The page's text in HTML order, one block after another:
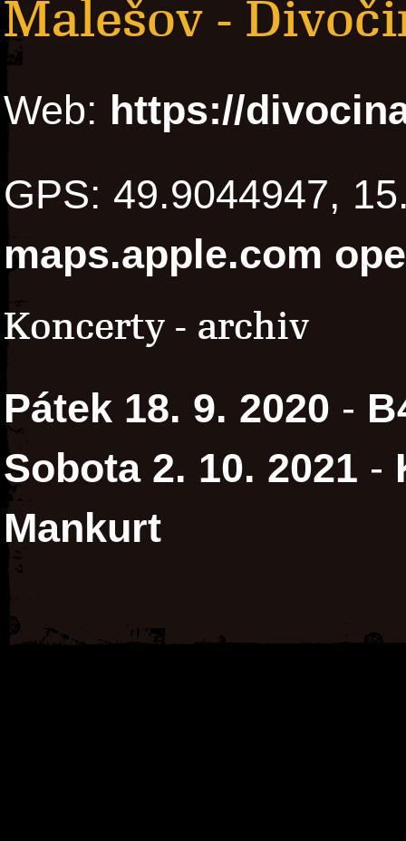
Malešov -
Web: https://
GPS: 49.9044947,
maps.apple.com
Koncerty - archiv
Pátek 18. 9. 2020 -
Sobota 2. 10. 2021 -
Mankurt